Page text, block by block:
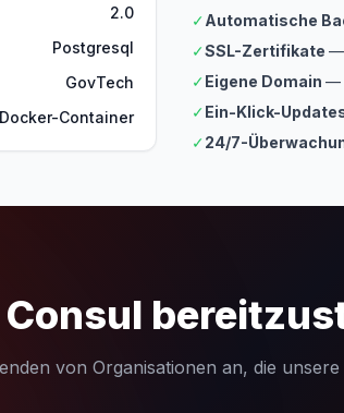
2.0
Postgresql
GovTech
Container
✓Automatische
✓SSL-Zertifikate —
✓Eigene Domain —
✓Ein-Klick-
✓24/7-
Consul
von Organisationen an, die